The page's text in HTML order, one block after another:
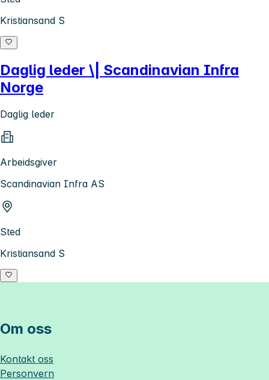
Kristiansand S
Daglig leder \| Scandinavian Infra
Norge
Daglig leder
Arbeidsgiver
Scandinavian Infra AS
Sted
Kristiansand S
Om oss
Kontakt oss
Personvern